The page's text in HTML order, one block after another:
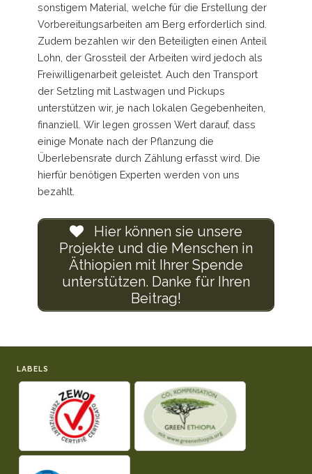
sonstigem Material, welche für die Erstellung der
Vorbereitungsarbeiten am Berg erforderlich sind.
Zudem bezahlen wir den Beteiligten einen Anteil
Lohn, der Grossteil der Arbeiten wird jedoch als
Freiwilligenarbeit geleistet. Auch den Transport
der Setzling mit Lastwagen und Pickups
unterstützen wir, je nach lokalen Gegebenheiten,
finanziell. Wir legen grossen Wert darauf, dass
einige Monate nach der Pflanzung die
Überlebensrate durch Zählung erfasst wird. Die
hierfür benötigen Experten werden von uns
bezahlt.
Hier können sie unsere
Projekte und die Menschen in
Äthiopien mit Ihrer Spende
unterstützen. Danke für Ihren
Beitrag!
LABELS